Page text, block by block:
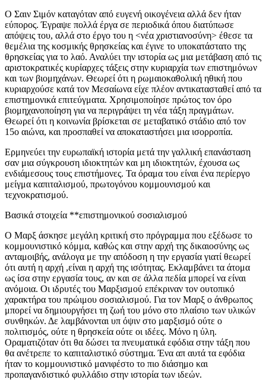
Ο Σαιν Σιμόν καταγόταν από ευγενή οικογένεια αλλά δεν ήταν
εύπορος. Έγραψε πολλά έργα σε περιοδικά όπου διατύπωσε
απόψεις του, αλλά στο έργο του η <νέα χριστιανοσύνη> έθεσε τα
θεμέλια της κοσμικής θρησκείας και έγινε το υποκατάστατο της
θρησκείας για το λαό. Αναλύει την ιστορία ως μια μετάβαση από τις
αριστοκρατικές κυρίαρχες τάξεις στην κυριαρχία των επιστημόνων
και των βιομηχάνων. Θεωρεί ότι η ρωμαιοκαθολική ηθική που
κυριαρχούσε κατά τον Μεσαίωνα είχε πλέον αντικατασταθεί από τα
επιστημονικά επιτεύγματα. Χρησιμοποίησε πρώτος τον όρο
βιομηχανοποίηση για να περιγράψει τη νέα τάξη πραγμάτων.
Θεωρεί ότι η κοινωνία βρίσκεται σε μεταβατικό στάδιο από τον
15ο αιώνα, και προσπαθεί να αποκαταστήσει μια ισορροπία.
Ερμηνεύει την ευρωπαϊκή ιστορία μετά την γαλλική επανάσταση
σαν μια σύγκρουση ιδιοκτητών και μη ιδιοκτητών, έχουσα ως
ενδιάμεσους τους επιστήμονες. Τα όραμα του είναι ένα περίεργο
μείγμα καπιταλισμού, πρωτογόνου κομμουνισμού και
τεχνοκρατισμού.
Βασικά στοιχεία **επιστημονικού σοσιαλισμού
Ο Μαρξ άσκησε μεγάλη κριτική στο πρόγραμμα που εξέδωσε το
κομμουνιστικό κόμμα, καθώς και στην αρχή της δικαιοσύνης ως
ανταμοιβής, ανάλογα με την απόδοση η την εργασία γιατί θεωρεί
ότι αυτή η αρχή ,είναι η αρχή της ισότητας. Εκλαμβάνει τα άτομα
ως ίσα στην εργασία τους, αν και σε άλλα πεδία μπορεί να είναι
ανόμοια. Οι ιδρυτές του Μαρξισμού επέκριναν τον ουτοπικό
χαρακτήρα του πρώιμου σοσιαλισμού. Για τον Μαρξ ο άνθρωπος
μπορεί να δημιουργήσει τη ζωή του μόνο στο πλαίσιο των υλικών
συνθηκών. Δε λαμβάνονται υπ όψιν στο μαρξισμό ούτε ο
πολιτισμός, ούτε η θρησκεία ούτε οι ιδέες. Μόνο η ύλη.
Οραματιζόταν ότι θα δώσει τα πνευματικά εφόδια στην τάξη που
θα ανέτρεπε το καπιταλιστικό σύστημα. Ένα απ αυτά τα εφόδια
ήταν το κομμουνιστικό μανιφέστο το πιο διάσημο και
προπαγανδιστικό φυλλάδιο στην ιστορία των ιδεών.